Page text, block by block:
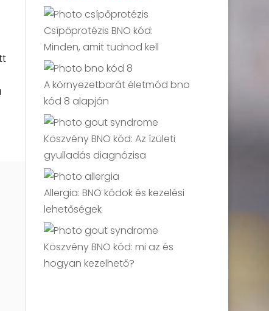
Csípőprotézis BNO kód:
Minden, amit tudnod kell
A környezetbarát életmód bno
kód 8 alapján
Köszvény BNO kód: Az ízületi
gyulladás diagnózisa
Allergia: BNO kódok és kezelési
lehetőségek
Köszvény BNO kód: mi az és
hogyan kezelhető?